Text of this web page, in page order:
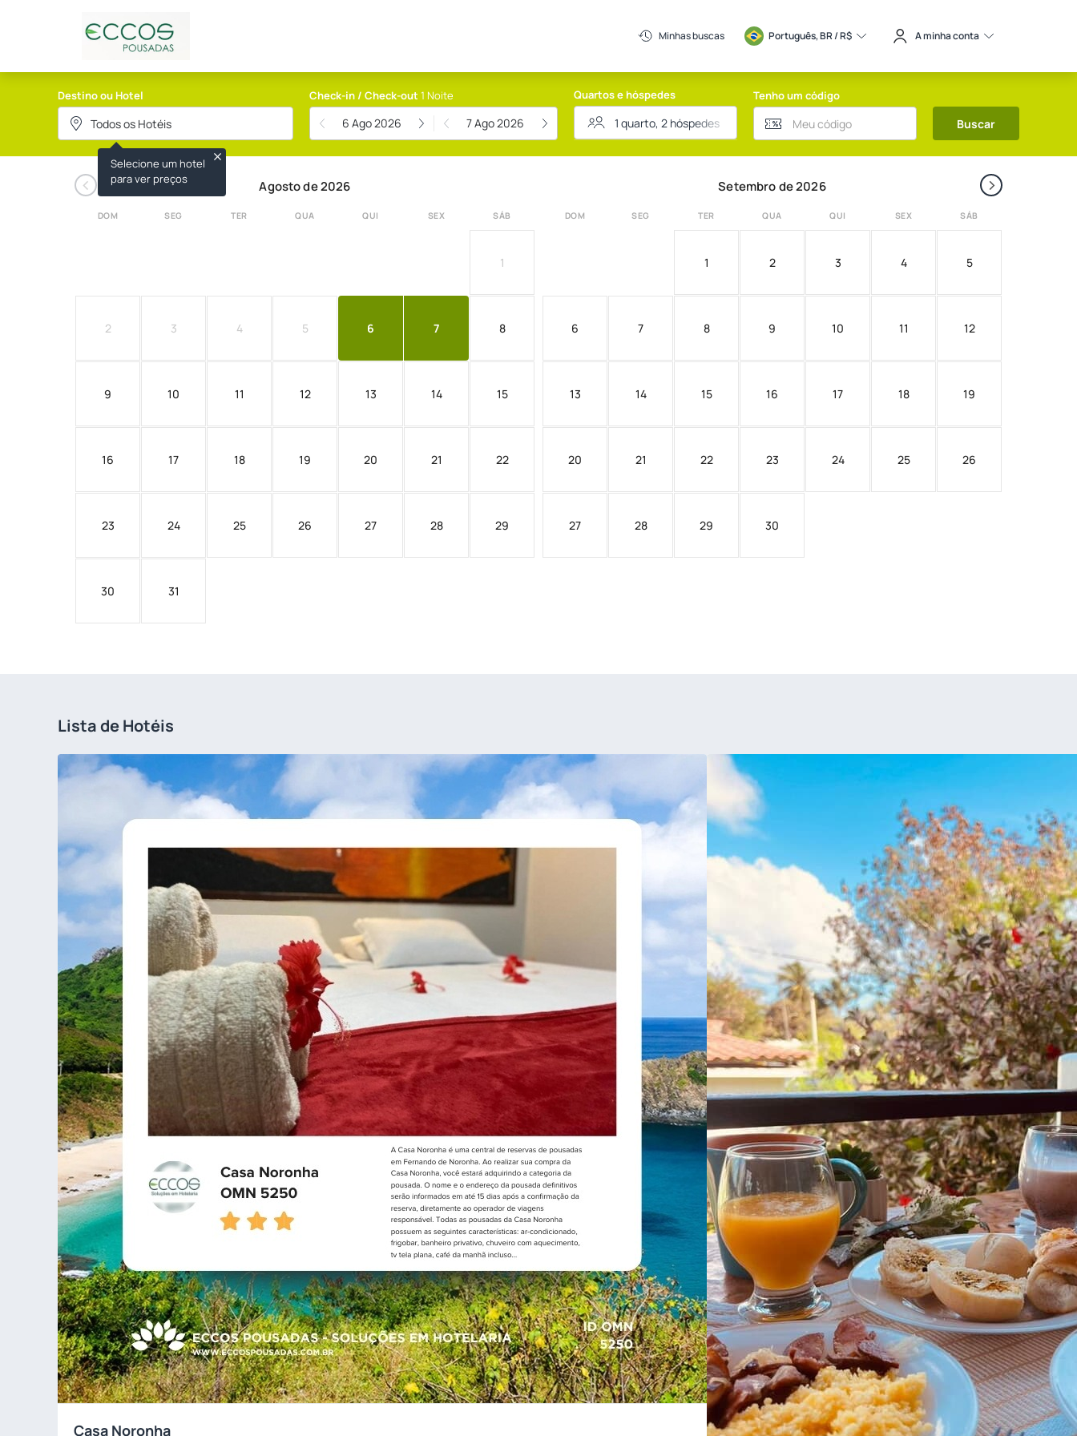
ECCOS HOTELARIA Minhas buscas Português, BR / R$ A minha conta
Destino ou Hotel
Selecione um hotel
para ver preços
Check-in / Check-out 1 Noite
6 Ago 2026 7 Ago 2026
Quartos e hóspedes Tenho um código
Buscar
‹ ›
Agosto de 2026
DOM SEG TER QUA QUI SEX SÁB
1
2 3 4 5 6 7 8
9 10 11 12 13 14 15
16 17 18 19 20 21 22
23 24 25 26 27 28 29
30 31
Setembro de 2026
DOM SEG TER QUA QUI SEX SÁB
1 2 3 4 5
6 7 8 9 10 11 12
13 14 15 16 17 18 19
20 21 22 23 24 25 26
27 28 29 30
Lista de Hotéis
Casa Noronha